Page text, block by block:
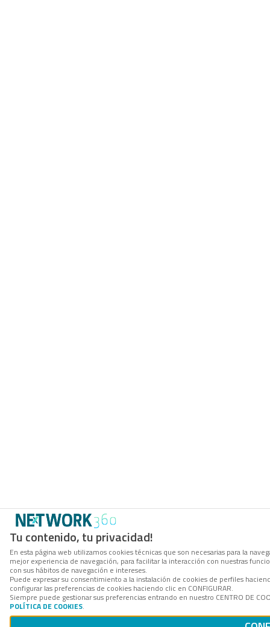
Tu contenido, tu privacidad!
En esta página web utilizamos cookies técnicas que son necesarias para la
mejor experiencia de navegación, para facilitar la interacción con nuestras
con sus hábitos de navegación e intereses.
Puede expresar su consentimiento a la instalación de cookies de perfiles
configurar las preferencias de cookies haciendo clic en CONFIGURAR.
Siempre puede gestionar sus preferencias entrando en nuestro CENTRO DE
POLÍTICA DE COOKIES.